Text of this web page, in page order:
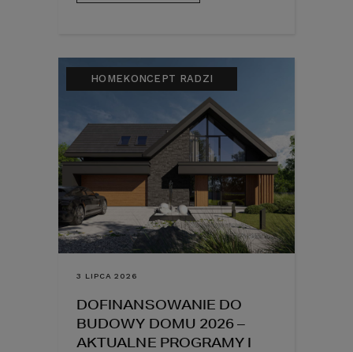
HOMEKONCEPT RADZI
3 LIPCA 2026
DOFINANSOWANIE DO
BUDOWY DOMU 2026 –
AKTUALNE PROGRAMY I